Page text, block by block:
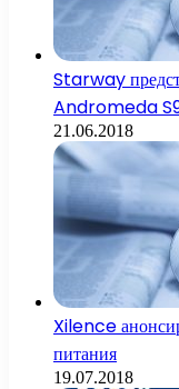
Starway
Andromeda
21.06.2018
Xilence
питания
19.07.2018